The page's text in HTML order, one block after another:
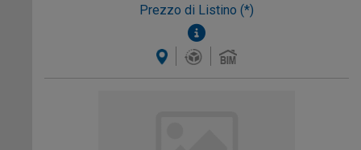
Prezzo di Listino (*)